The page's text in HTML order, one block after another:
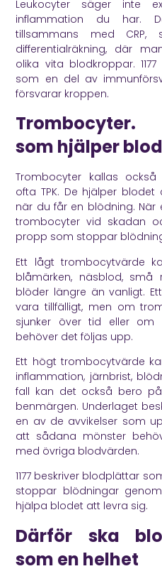
Leukocyter säger inte
inflammation du har.
tillsammans med
differentialräkning, där
olika vita blodkroppar. 1177
som en del av
försvarar kroppen.
som hjälper
Trombocyter kallas
ofta TPK. De hjälper
när du får en blödning.
trombocyter vid skadan
propp som stoppar
Ett lågt trombocytvärde
blåmärken, näsblod,
blöder längre än vanligt.
vara tillfälligt, men om
sjunker över tid eller om
behöver det följas upp.
Ett högt trombocytvärde
inflammation, järnbrist,
fall kan det också bero
benmärgen. Underlaget
en av de avvikelser som
att sådana mönster
med övriga blodvärden.
1177 beskriver blodplättar
stoppar blödningar
hjälpa blodet att levra sig.
Därför ska
som en helhet